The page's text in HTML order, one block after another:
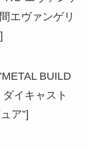
エヴァンゲリ
BUILD
イキャスト
ア”]